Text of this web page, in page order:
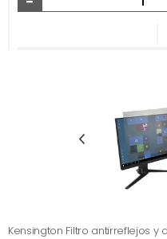
Kensington Filtro antirreflejos y